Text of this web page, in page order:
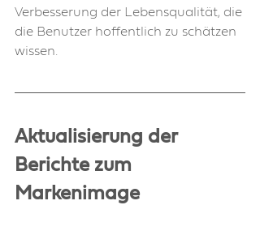
Verbesserung der Lebensqualität, die
die Benutzer hoffentlich zu schätzen
wissen.
Aktualisierung der
Berichte zum
Markenimage